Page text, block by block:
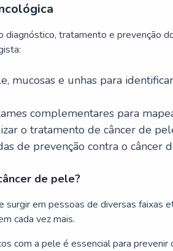
diagnóstico, tratamento e prevenção
mucosas e unhas para
complementares para
o tratamento de câncer de
de prevenção contra o câncer
de pele?
surgir em pessoas de diversas faixas
cada vez mais.
com a pele é essencial para prevenir